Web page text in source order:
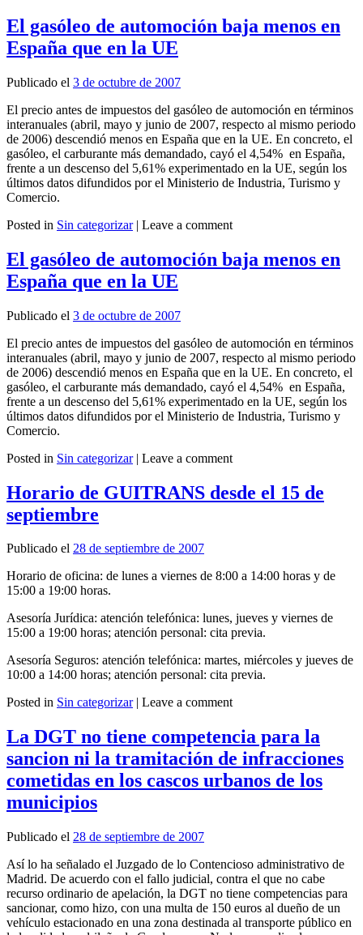
El gasóleo de automoción baja menos en
España que en la UE
Publicado el 3 de octubre de 2007
El precio antes de impuestos del gasóleo de automoción en términos
interanuales (abril, mayo y junio de 2007, respecto al mismo periodo
de 2006) descendió menos en España que en la UE. En concreto, el
gasóleo, el carburante más demandado, cayó el 4,54% en España,
frente a un descenso del 5,61% experimentado en la UE, según los
últimos datos difundidos por el Ministerio de Industria, Turismo y
Comercio.
Posted in Sin categorizar | Leave a comment
El gasóleo de automoción baja menos en
España que en la UE
Publicado el 3 de octubre de 2007
El precio antes de impuestos del gasóleo de automoción en términos
interanuales (abril, mayo y junio de 2007, respecto al mismo periodo
de 2006) descendió menos en España que en la UE. En concreto, el
gasóleo, el carburante más demandado, cayó el 4,54% en España,
frente a un descenso del 5,61% experimentado en la UE, según los
últimos datos difundidos por el Ministerio de Industria, Turismo y
Comercio.
Posted in Sin categorizar | Leave a comment
Horario de GUITRANS desde el 15 de
septiembre
Publicado el 28 de septiembre de 2007
Horario de oficina: de lunes a viernes de 8:00 a 14:00 horas y de
15:00 a 19:00 horas.
Asesoría Jurídica: atención telefónica: lunes, jueves y viernes de
15:00 a 19:00 horas; atención personal: cita previa.
Asesoría Seguros: atención telefónica: martes, miércoles y jueves de
10:00 a 14:00 horas; atención personal: cita previa.
Posted in Sin categorizar Leave a comment
La DGT no tiene competencia para la
sancion ni la tramitación de infracciones
cometidas en los cascos urbanos de los
municipios
Publicado el 28 de septiembre de 2007
Así lo ha señalado el Juzgado de lo Contencioso administrativo de
Madrid. De acuerdo con el fallo judicial, contra el que no cabe
recurso ordinario de apelación, la DGT no tiene competencias para
sancionar, como hizo, con una multa de 150 euros al dueño de un
vehículo estacionado en una zona destinada al transporte público en